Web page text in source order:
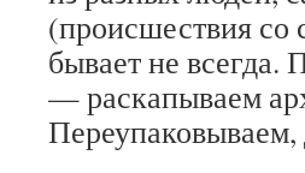
(происшествия со
бывает не всегда.
— раскапываем